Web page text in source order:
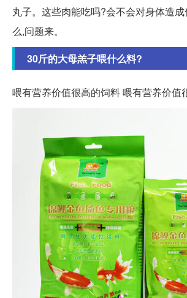
丸子。这些肉能吃吗?会不会对身体造
么,问题来。
30斤的大母羔子喂什么料?
喂有营养价值很高的饲料 喂有营养价值